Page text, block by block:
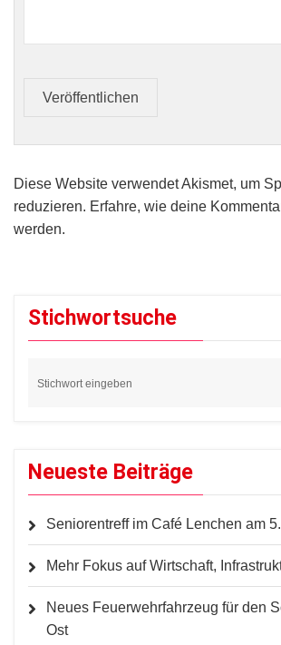
Veröffentlichen
Diese Website verwendet Akismet, um
reduzieren. Erfahre, wie deine
werden.
Stichwortsuche
Neueste Beiträge
Seniorentreff im Café Lenchen am
Mehr Fokus auf Wirtschaft,
Neues Feuerwehrfahrzeug für den
Ost